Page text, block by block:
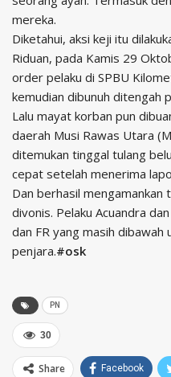
mereka.
Diketahui, aksi keji itu
Riduan, pada Kamis 29
order pelaku di SPBU
kemudian dibunuh ditengah
Lalu mayat korban pun
daerah Musi Rawas Utara
ditemukan tinggal tulang
cepat setelah menerima
Dan berhasil mengamankan
divonis. Pelaku Acuandra
dan FR yang masih
penjara.#osk
PN
30
Share Facebook